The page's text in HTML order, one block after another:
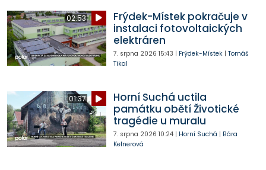
02:53
Frýdek-Místek pokračuje v
instalaci fotovoltaických
elektráren
7. srpna 2026 15:43 | Frýdek-Místek| Tomáš
Tikal
01:37
Horní Suchá uctila
památku obětí Životické
tragédie u muralu
7. srpna 2026 10:24| Horní Suchá | Bára
Kelnerová